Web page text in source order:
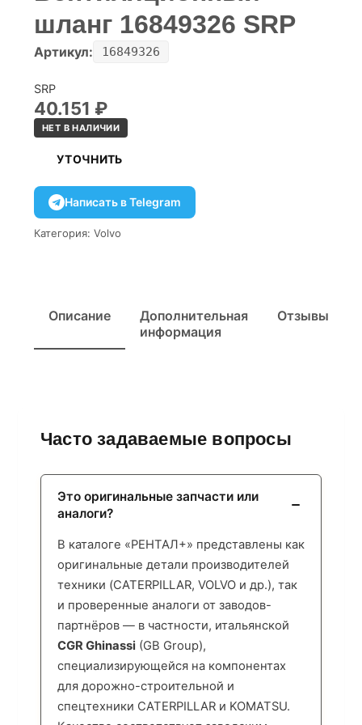
шланг 16849326 SRP
Артикул: 16849326
SRP
40.151 ₽
НЕТ В НАЛИЧИИ
УТОЧНИТЬ
Написать в Telegram
Категория: Volvo
Описание
Дополнительная
информация
Отзывы
Часто задаваемые вопросы
Это оригинальные запчасти или
аналоги?
В каталоге «РЕНТАЛ+» представлены как
оригинальные детали производителей
техники (CATERPILLAR, VOLVO и др.), так
и проверенные аналоги от заводов-
партнёров — в частности, итальянской
CGR Ghinassi (GB Group),
специализирующейся на компонентах
для дорожно-строительной и
спецтехники CATERPILLAR и KOMATSU.